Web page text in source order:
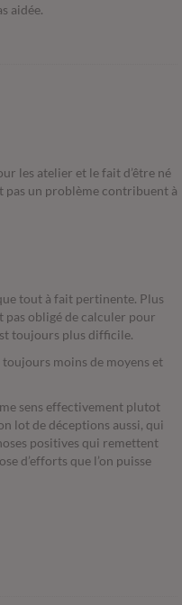
aidée.
les atelier et le fait d’être né
pas un problème contribuent à
tout à fait pertinente. Plus
pas obligé de calculer pour
toujours plus difficile.
moins de moyens et
sens effectivement plutot
lot de déceptions aussi, qui
positives qui remettent
d’efforts que l’on puisse